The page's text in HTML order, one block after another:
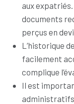
aux
documents
perçus en
L’historique
facilement
complique
Il est
administratifs